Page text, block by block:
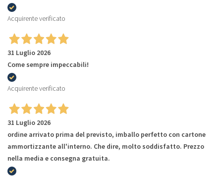
Acquirente verificato
31 Luglio 2026
Come sempre impeccabili!
Acquirente verificato
31 Luglio 2026
ordine arrivato prima del previsto, imballo perfetto con cartone
ammortizzante all'interno. Che dire, molto soddisfatto. Prezzo
nella media e consegna gratuita.